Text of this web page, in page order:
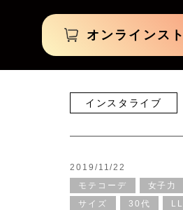
オンラインス
インスタライブ
2019/11/22
モテコーデ
女子力
サイズ
30代 LL